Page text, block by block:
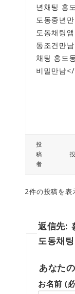
년채팅 흥
도동중년
도동채팅
동조건만
채팅 흥도
비밀만남
投
稿
者
2件の投稿を
返信先:
도동채
あなた
お名前 (